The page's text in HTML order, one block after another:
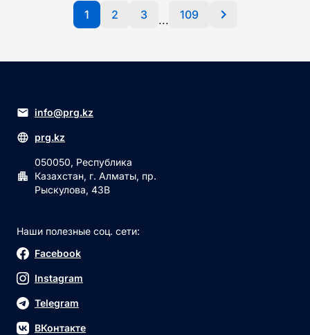
1 2 3 ... 109
info@prg.kz
prg.kz
050050, Республика
Казахстан, г. Алматы, пр.
Рыскулова, 43В
Наши полезные соц. сети:
Facebook
Instagram
Telegram
ВКонтакте